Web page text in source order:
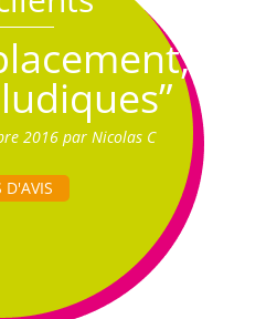
2016 par Nicolas C
D'AVIS